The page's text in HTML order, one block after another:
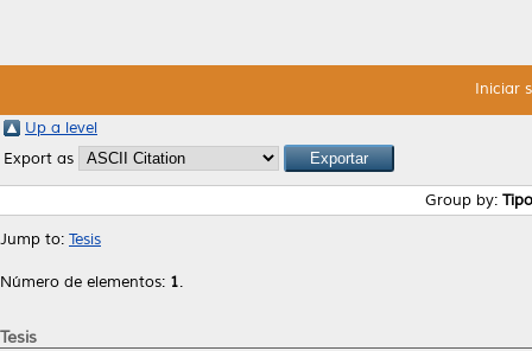
Iniciar
Up a level
Export as
Group by:
Jump to: Tesis
Número de elementos: 1.
Tesis